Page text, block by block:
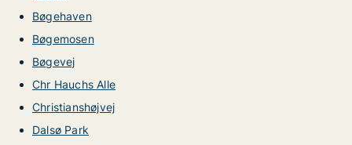
Bøgehaven
Bøgemosen
Bøgevej
Chr Hauchs Alle
Christianshøjvej
Dalsø Park